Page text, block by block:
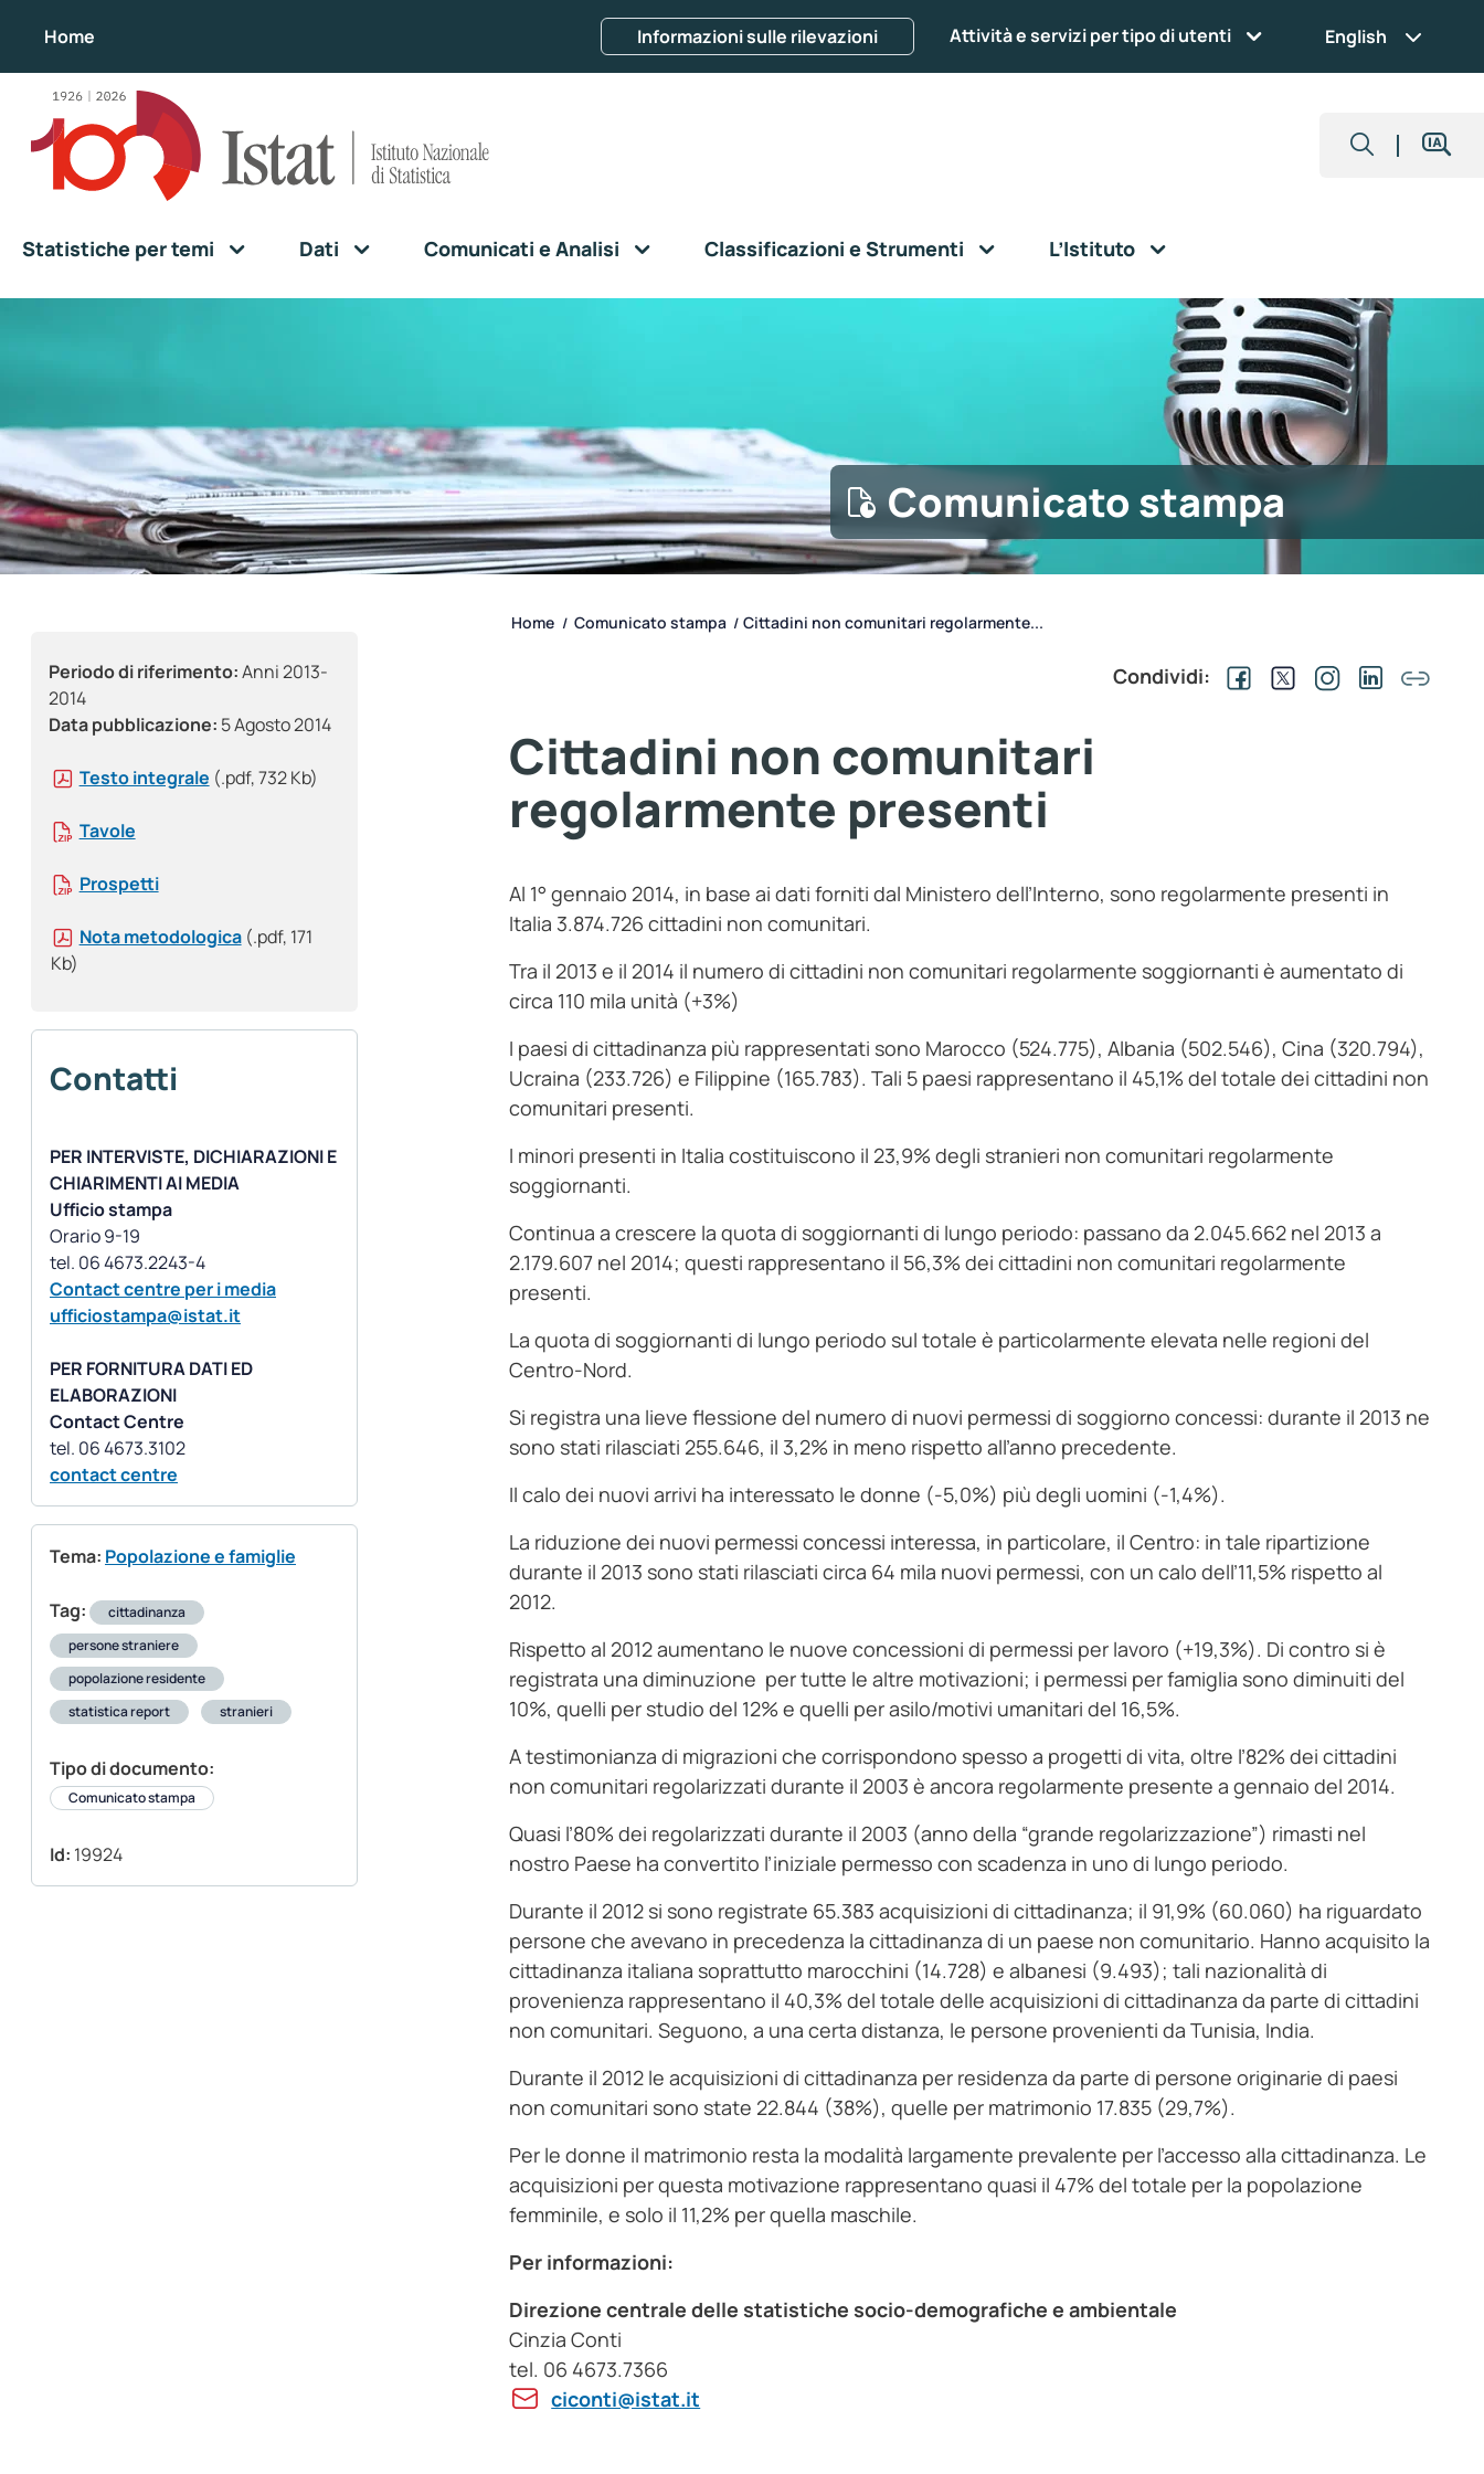
Home Informazioni sulle rilevazioni Attività e servizi per tipo di utenti English
Statistiche per temi Dati Comunicati e Analisi Classificazioni e Strumenti L’Istituto
Comunicato stampa
Periodo di riferimento:Anni 2013-
2014
Data pubblicazione: 5 Agosto 2014
Testo integrale (.pdf, 732 Kb)
Tavole
Prospetti
Nota metodologica (.pdf, 171
Kb)
Contatti
PER INTERVISTE, DICHIARAZIONI E
CHIARIMENTI AI MEDIA
Ufficio stampa
Orario 9-19
Contact centre per i media
ufficiostampa@istat.it
PER FORNITURA DATI ED
ELABORAZIONI
Contact Centre
contact centre
Tema: Popolazione e famiglie
Tag:
cittadinanza
persone straniere
popolazione residente
statistica report
stranieri
Tipo di documento:
Comunicato stampa
Id: 19924
Home / Comunicato stampa / Cittadini non comunitari regolarmente...
Condividi:
Cittadini non comunitari
regolarmente presenti
Al 1° gennaio 2014, in base ai dati forniti dal Ministero dell’Interno, sono regolarmente presenti in
Italia 3.874.726 cittadini non comunitari.
Tra il 2013 e il 2014 il numero di cittadini non comunitari regolarmente soggiornanti è aumentato di
circa 110 mila unità (+3%)
I paesi di cittadinanza più rappresentati sono Marocco (524.775), Albania (502.546), Cina (320.794),
Ucraina (233.726) e Filippine (165.783). Tali 5 paesi rappresentano il 45,1% del totale dei cittadini non
comunitari presenti.
I minori presenti in Italia costituiscono il 23,9% degli stranieri non comunitari regolarmente
soggiornanti.
Continua a crescere la quota di soggiornanti di lungo periodo: passano da 2.045.662 nel 2013 a
2.179.607 nel 2014; questi rappresentano il 56,3% dei cittadini non comunitari regolarmente
presenti.
La quota di soggiornanti di lungo periodo sul totale è particolarmente elevata nelle regioni del
Centro-Nord.
Si registra una lieve flessione del numero di nuovi permessi di soggiorno concessi: durante il 2013 ne
sono stati rilasciati 255.646, il 3,2% in meno rispetto all’anno precedente.
Il calo dei nuovi arrivi ha interessato le donne (-5,0%) più degli uomini (-1,4%).
La riduzione dei nuovi permessi concessi interessa, in particolare, il Centro: in tale ripartizione
durante il 2013 sono stati rilasciati circa 64 mila nuovi permessi, con un calo dell’11,5% rispetto al
2012.
Rispetto al 2012 aumentano le nuove concessioni di permessi per lavoro (+19,3%). Di contro si è
registrata una diminuzione per tutte le altre motivazioni; i permessi per famiglia sono diminuiti del
10%, quelli per studio del 12% e quelli per asilo/motivi umanitari del 16,5%.
A testimonianza di migrazioni che corrispondono spesso a progetti di vita, oltre l’82% dei cittadini
non comunitari regolarizzati durante il 2003 è ancora regolarmente presente a gennaio del 2014.
Quasi l’80% dei regolarizzati durante il 2003 (anno della “grande regolarizzazione”) rimasti nel
nostro Paese ha convertito l’iniziale permesso con scadenza in uno di lungo periodo.
Durante il 2012 si sono registrate 65.383 acquisizioni di cittadinanza; il 91,9% (60.060) ha riguardato
persone che avevano in precedenza la cittadinanza di un paese non comunitario. Hanno acquisito la
cittadinanza italiana soprattutto marocchini (14.728) e albanesi (9.493); tali nazionalità di
provenienza rappresentano il 40,3% del totale delle acquisizioni di cittadinanza da parte di cittadini
non comunitari. Seguono, a una certa distanza, le persone provenienti da Tunisia, India.
Durante il 2012 le acquisizioni di cittadinanza per residenza da parte di persone originarie di paesi
non comunitari sono state 22.844 (38%), quelle per matrimonio 17.835 (29,7%).
Per le donne il matrimonio resta la modalità largamente prevalente per l’accesso alla cittadinanza. Le
acquisizioni per questa motivazione rappresentano quasi il 47% del totale per la popolazione
femminile, e solo il 11,2% per quella maschile.
Per informazioni:
Direzione centrale delle statistiche socio-demografiche e ambientale
Cinzia Conti
tel. 06 4673.7366
ciconti@istat.it